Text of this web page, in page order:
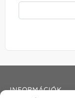
INFORMÁCIÓK